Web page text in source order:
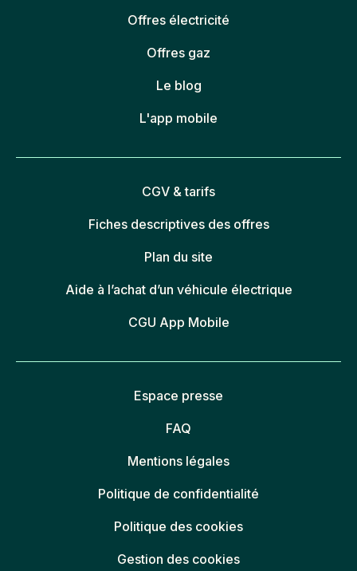
Offres électricité
Offres gaz
Le blog
L'app mobile
CGV & tarifs
Fiches descriptives des offres
Plan du site
Aide à l’achat d’un véhicule électrique
CGU App Mobile
Espace presse
FAQ
Mentions légales
Politique de confidentialité
Politique des cookies
Gestion des cookies